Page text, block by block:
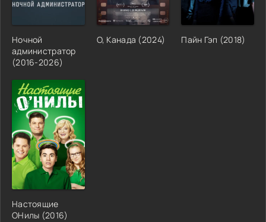
Ночной
администратор
(2016-2026)
О, Канада (2024) Пайн Гэп (2018)
Настоящие
ОНилы (2016)